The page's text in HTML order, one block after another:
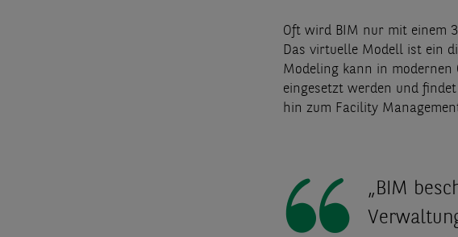
Oft wird BIM nur mit einem
Das virtuelle Modell ist ein
Modeling kann in modernen
eingesetzt werden und
hin zum Facility
„BIM